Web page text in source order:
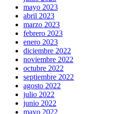
mayo 2023
abril 2023
marzo 2023
febrero 2023
enero 2023
diciembre 2022
noviembre 2022
octubre 2022
septiembre 2022
agosto 2022
julio 2022
junio 2022
mayo 2022